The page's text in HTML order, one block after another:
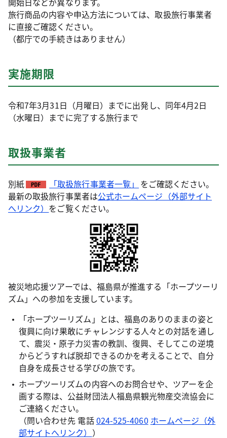
旅行商品の内容や申込方法については、取扱旅行事業者
に直接ご確認ください。
（都庁での手続きはありません）
実施期限
令和7年3月31日（月曜日）までに出発し、同年4月2日
（水曜日）までに完了する旅行まで
取扱事業者
別紙 「取扱旅行事業者一覧」 をご確認ください。
最新の取扱旅行事業者は公式ホームページ（外部サイト
へリンク） をご覧ください。
被災地応援ツアーでは、福島県が推進する「ホープツーリ
ズム」への参加を支援しています。
「ホープツーリズム」とは、福島のありのままの姿と
復興に向け果敢にチャレンジする人々との対話を通し
て、震災・原子力災害の教訓、復興、そしてこの逆境
からどうすれば脱却できるのかを考えることで、自分
自身を成長させる学びの旅です。
ホープツーリズムの内容へのお問合せや、ツアーを企
画する際は、公益財団法人福島県観光物産交流協会に
ご連絡ください。
（問い合わせ先 電話024-525-4060 ホームページ（外
部サイトへリンク） ）